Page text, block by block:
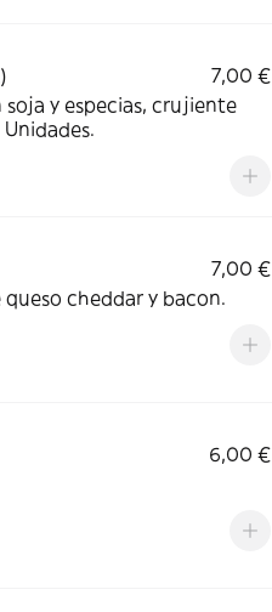
7,00 €
y especias, crujiente
7,00 €
cheddar y bacon.
6,00 €